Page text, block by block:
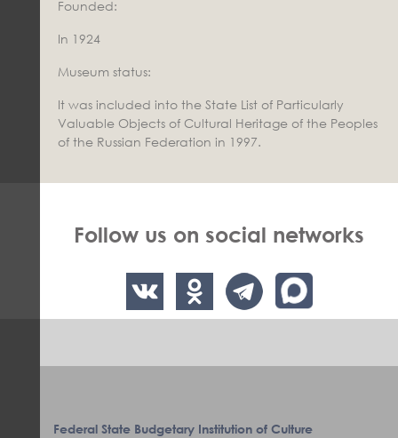
Founded:
In 1924
Museum status:
It was included into the State List of Particularly
Valuable Objects of Cultural Heritage of the Peoples
of the Russian Federation in 1997.
Follow us on social networks
Federal State Budgetary Institution of Culture